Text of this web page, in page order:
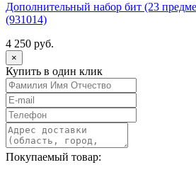
Дополнительный набор бит (23
(931014)
4 250 руб.
×
Купить в один клик
Покупаемый товар: